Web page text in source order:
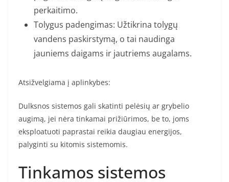
perkaitimo.
Tolygus padengimas: Užtikrina tolygų
vandens paskirstymą, o tai naudinga
jauniems daigams ir jautriems augalams.
Atsižvelgiama į aplinkybes:
Dulksnos sistemos gali skatinti pelėsių ar grybelio
augimą, jei nėra tinkamai prižiūrimos, be to, joms
eksploatuoti paprastai reikia daugiau energijos,
palyginti su kitomis sistemomis.
Tinkamos sistemos